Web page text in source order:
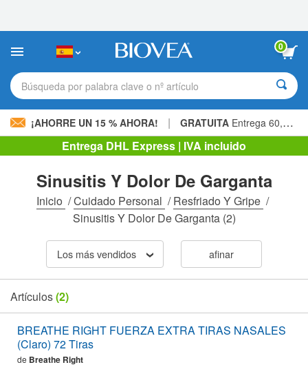
sitio
incluye
sistema
de
0
Búsqueda por palabra clave o nº artículo
¡AHORRE UN 15 % AHORA! | GRATUITA Entrega 60,00 € »
Entrega DHL Express | IVA incluido
Sinusitis Y Dolor De Garganta
Inicio /Cuidado Personal /Resfriado Y Gripe /
Sinusitis Y Dolor De Garganta(2)
Los más vendidos afinar
Artículos(2)
BREATHE RIGHT FUERZA EXTRA TIRAS NASALES
(Claro) 72 Tiras
de Breathe Right